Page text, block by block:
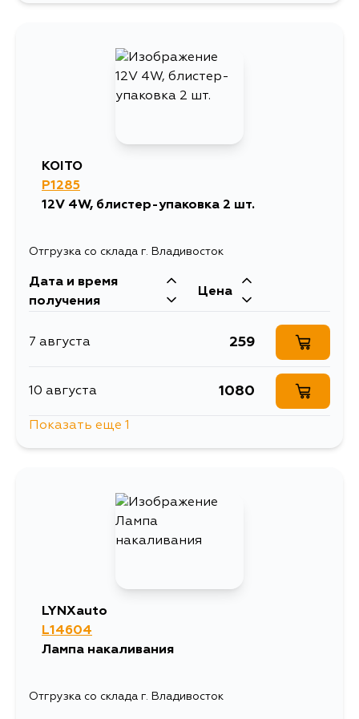
KOITO
P1285
12V 4W, блистер-упаковка 2 шт.
Отгрузка со склада г. Владивосток
Дата и время
получения
Цена
7 августа 259
10 августа 1080
Показать еще 1
LYNXauto
L14604
Лампа накаливания
Отгрузка со склада г. Владивосток